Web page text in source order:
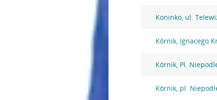
Koninko, ul.
Kórnik, Ignacego
Kórnik, Pl.
Kórnik, pl.